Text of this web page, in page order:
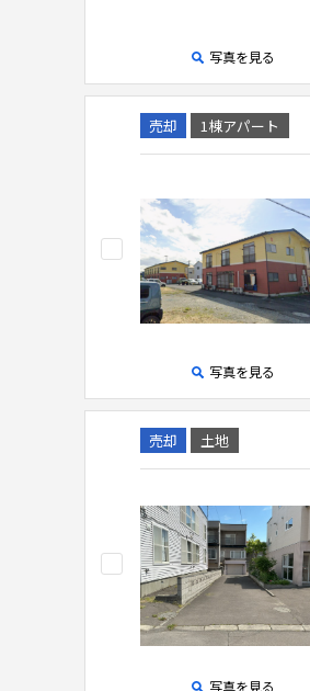
写真を見る
売却 1棟アパート
写真を見る
売却 土地
写真を見る